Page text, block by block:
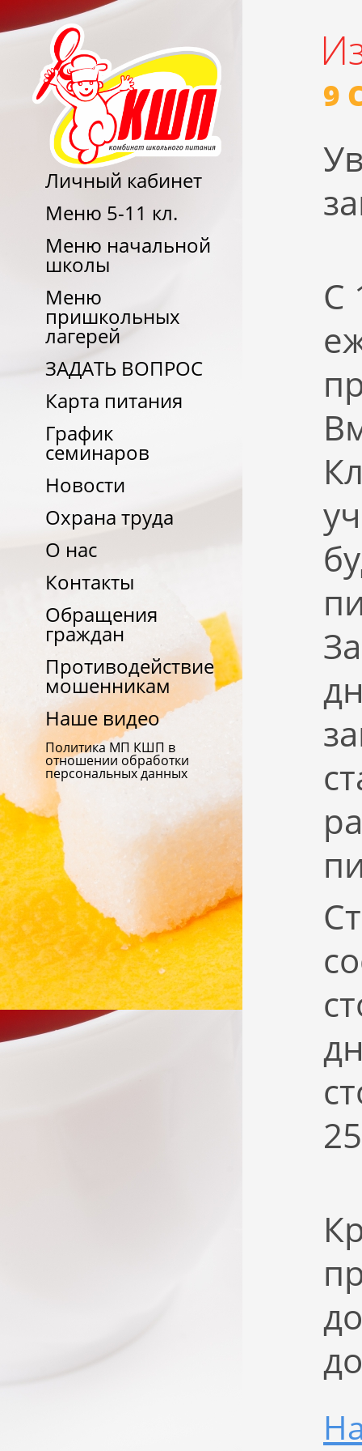
Личный кабинет
Меню 5-11 кл.
Меню начальной
школы
Меню
пришкольных
лагерей
ЗАДАТЬ ВОПРОС
Карта питания
График
семинаров
Новости
Охрана труда
О нас
Контакты
Обращения
граждан
Противодействие
мошенникам
Наше видео
Политика МП КШП в
отношении обработки
персональных данных
9
С